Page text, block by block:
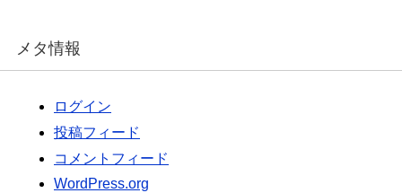
メタ情報
ログイン
投稿フィード
コメントフィード
WordPress.org